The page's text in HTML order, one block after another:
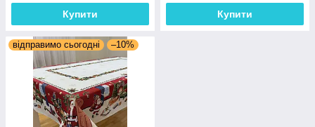
Купити Купити
відправимо сьогодні –10%